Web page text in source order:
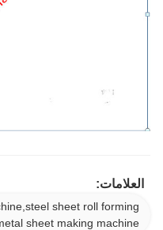
العلامات:
sheet roll forming
sheet making machine